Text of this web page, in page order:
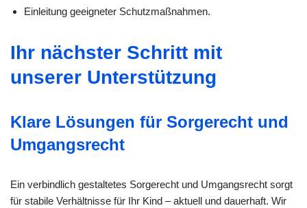
Einleitung geeigneter Schutzmaßnahmen.
Ihr nächster Schritt mit
unserer Unterstützung
Klare Lösungen für Sorgerecht und
Umgangsrecht
Ein verbindlich gestaltetes Sorgerecht und Umgangsrecht sorgt
für stabile Verhältnisse für Ihr Kind – aktuell und dauerhaft. Wir